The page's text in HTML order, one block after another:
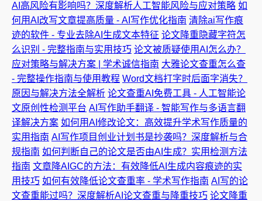
AI高风险有影响吗？深度解析人工智能风险与应对策略 如
何用AI改写文章提高质量 - AI写作优化指南 清除ai写作痕
迹的软件 - 专业去除AI生成文本特征 论文降重隐藏字符怎
么识别 - 完整指南与实用技巧 论文被质疑使用AI怎么办？
应对策略与解决方案 | 学术诚信指南 大雅论文查重怎么查
- 完整操作指南与使用教程 Word文档打字时后面字消失？
原因与解决方法全解析 论文查重AI免费工具 - 人工智能论
文原创性检测平台 AI写作助手翻译 - 智能写作与多语言翻
译解决方案 如何用AI修改论文：高效提升学术写作质量的
实用指南 AI写作项目创业计划书是抄袭吗？深度解析与合
规指南 如何判断自己的论文是否由AI生成？实用检测方法
指南 文章降AIGC的方法：有效降低AI生成内容痕迹的实
用技巧 如何有效降低论文查重率 - 学术写作指南 AI写的论
文查重能过吗？深度解析AI论文查重与降重技巧 论文降重